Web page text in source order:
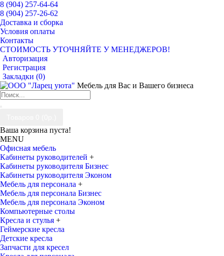
8 (904) 257-64-64
8 (904) 257-26-62
Доставка и сборка
Условия оплаты
Контакты
СТОИМОСТЬ УТОЧНЯЙТЕ У МЕНЕДЖЕРОВ!
Авторизация
Регистрация
Закладки (0)
Мебель для Вас и Вашего бизнеса
Ваша корзина пуста!
MENU
Офисная мебель
Кабинеты руководителей +
Кабинеты руководителя Бизнес
Кабинеты руководителя Эконом
Мебель для персонала +
Мебель для персонала Бизнес
Мебель для персонала Эконом
Компьютерные столы
Кресла и стулья +
Геймерские кресла
Детские кресла
Запчасти для кресел